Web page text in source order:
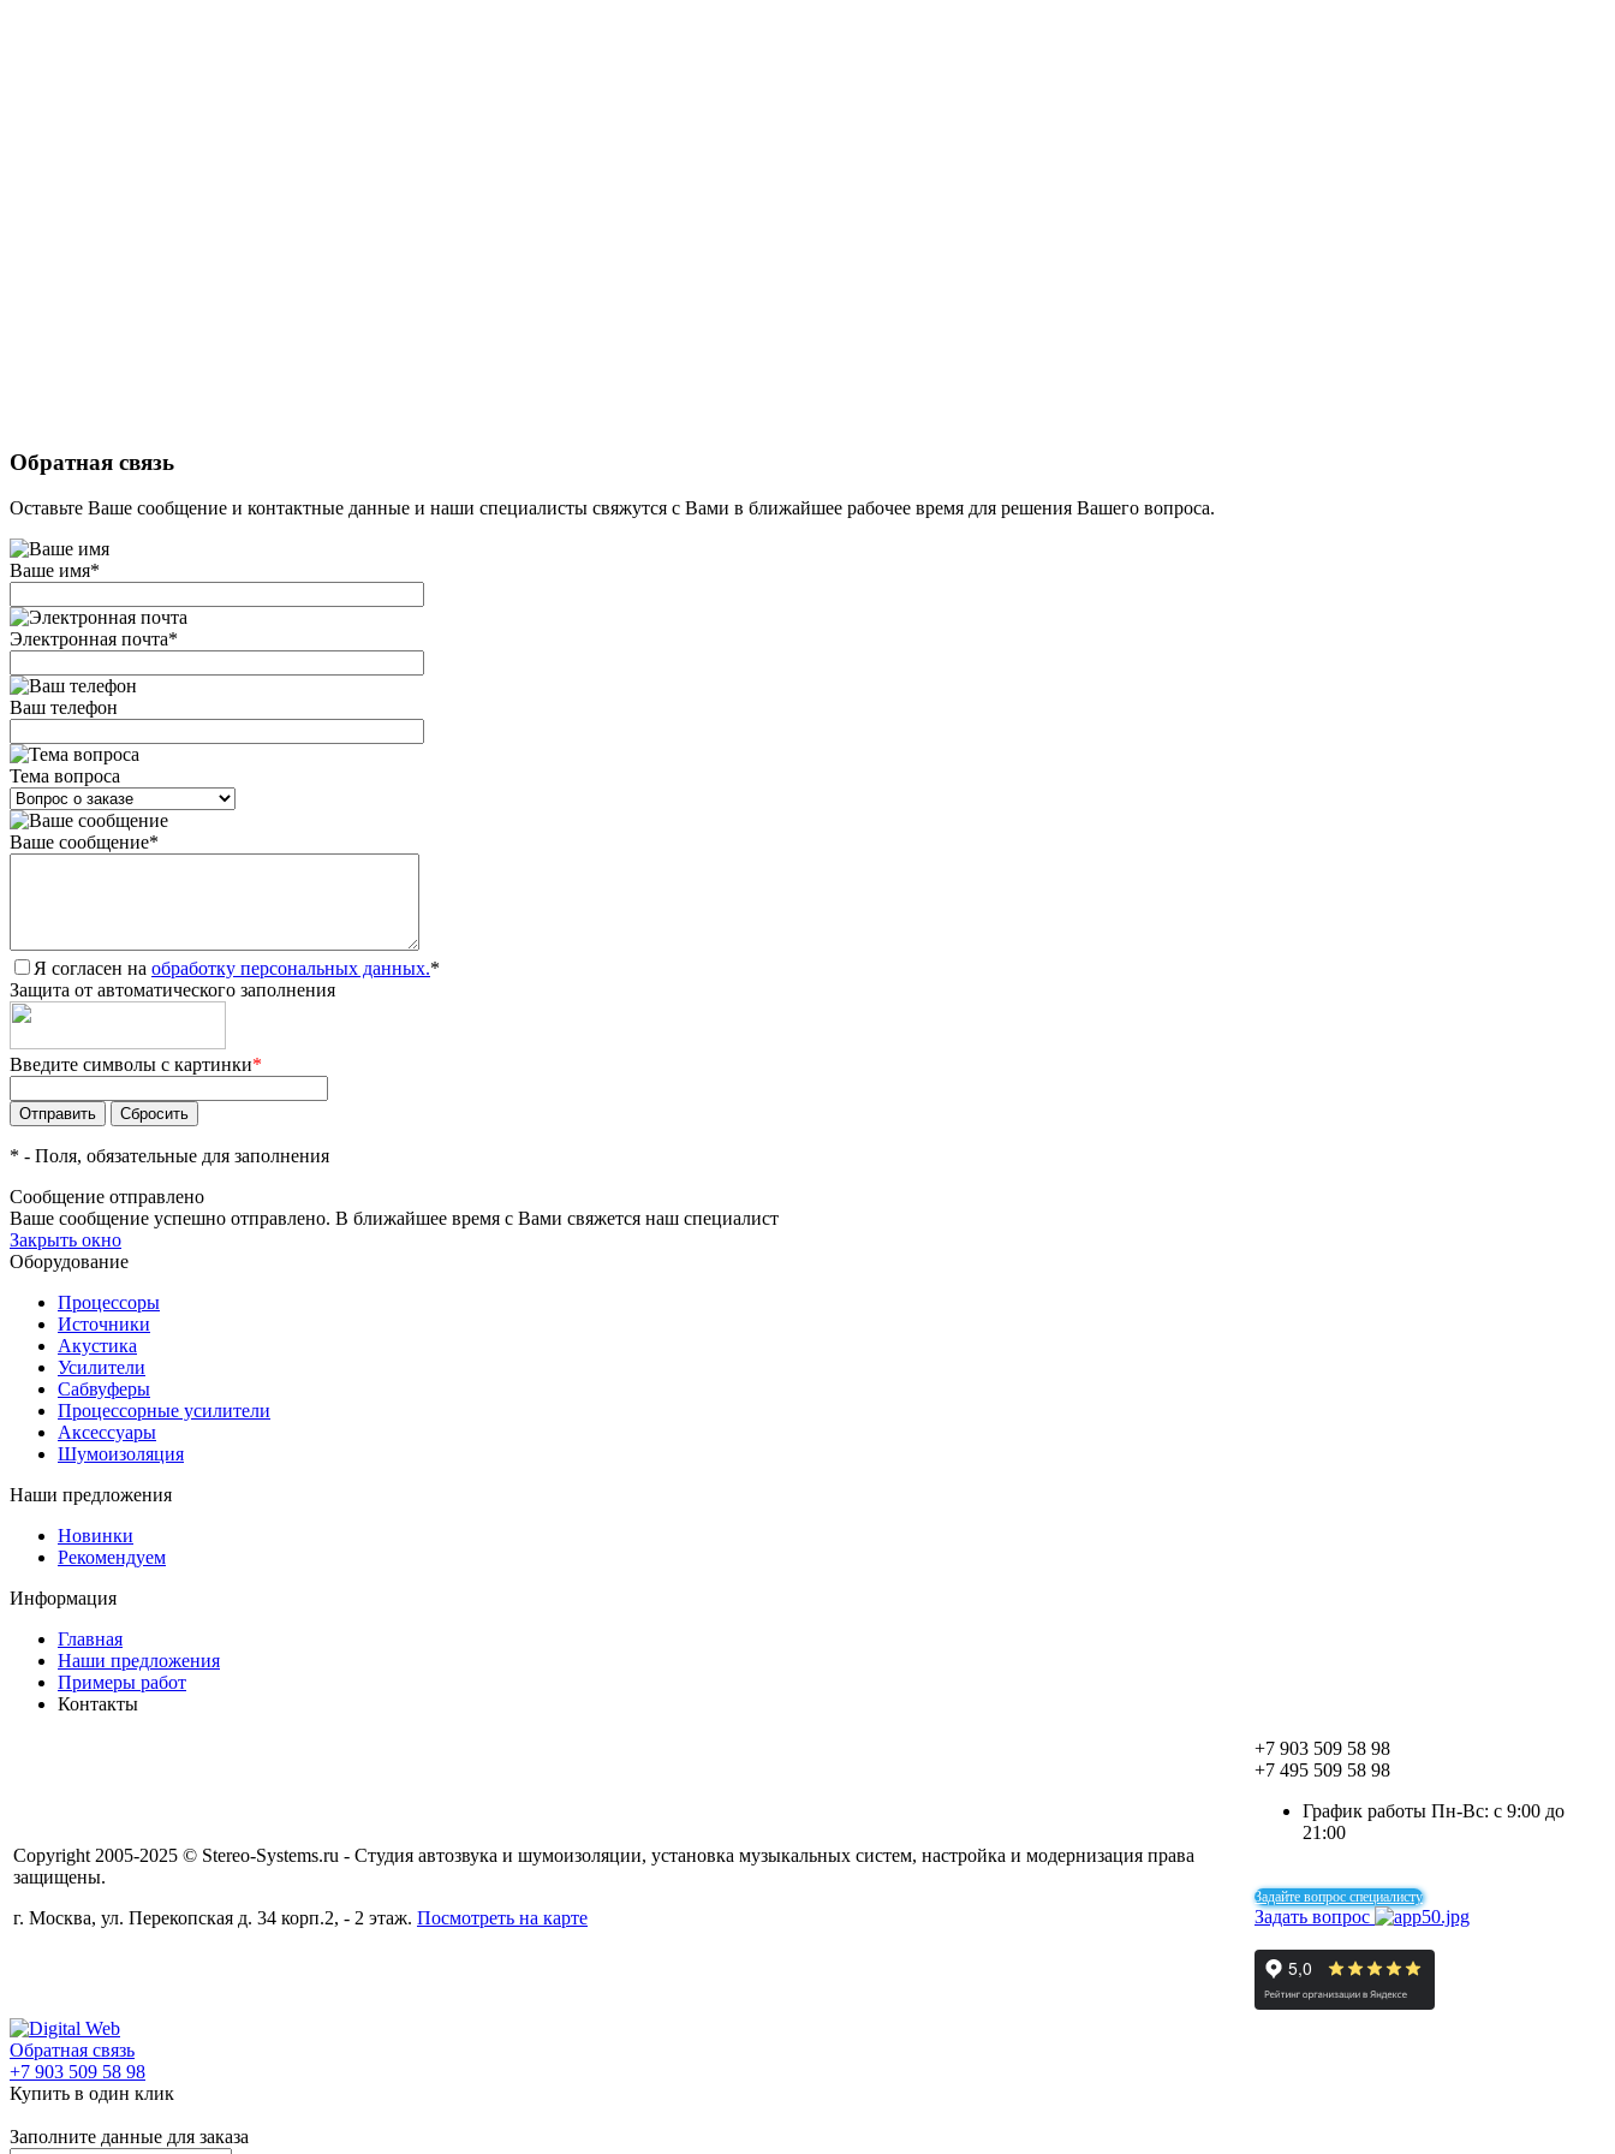
Обратная связь
Оставьте Ваше сообщение и контактные данные и наши специалисты свяжутся с Вами в ближайшее рабочее время для решения Вашего вопроса.
Ваше имя*
Электронная почта*
Ваш телефон
Тема вопроса
Ваше сообщение*
Я согласен на обработку персональных данных.*
Защита от автоматического заполнения
Введите символы с картинки*
* - Поля, обязательные для заполнения
Сообщение отправлено
Ваше сообщение успешно отправлено. В ближайшее время с Вами свяжется наш специалист
Закрыть окно
Оборудование
Процессоры
Источники
Акустика
Усилители
Сабвуферы
Процессорные усилители
Аксессуары
Шумоизоляция
Наши предложения
Новинки
Рекомендуем
Информация
Главная
Наши предложения
Примеры работ
Контакты
Copyright 2005-2025 © Stereo-Systems.ru - Студия автозвука и шумоизоляции, установка музыкальных систем, настройка и модернизация права
защищены.
г. Москва, ул. Перекопская д. 34 корп.2, - 2 этаж. Посмотреть на карте
+7 903 509 58 98
+7 495 509 58 98
График работы Пн-Вс: с 9:00 до
21:00
Задайте вопрос специалисту
Задать вопрос
Обратная связь
+7 903 509 58 98
Купить в один клик
Заполните данные для заказа